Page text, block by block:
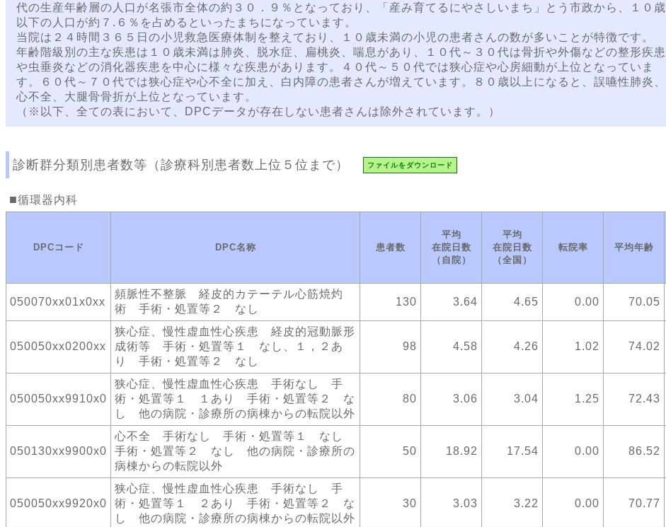
代の生産年齢層の人口が名張市全体の約３０．９％となっており、「産み育てるにやさしいまち」とう市政から、１０歳
以下の人口が約７.６％を占めるといったまちになっています。
当院は２４時間３６５日の小児救急医療体制を整えており、１０歳未満の小児の患者さんの数が多いことが特徴です。
年齢階級別の主な疾患は１０歳未満は肺炎、脱水症、扁桃炎、喘息があり、１０代～３０代は骨折や外傷などの整形疾患
や虫垂炎などの消化器疾患を中心に様々な疾患があります。４０代～５０代では狭心症や心房細動が上位となっていま
す。６０代～７０代では狭心症や心不全に加え、白内障の患者さんが増えています。８０歳以上になると、誤嚥性肺炎、
心不全、大腿骨骨折が上位となっています。
（※以下、全ての表において、DPCデータが存在しない患者さんは除外されています。）
診断群分類別患者数等（診療科別患者数上位５位まで） ファイルをダウンロード
循環器内科
DPCコード DPC名称 患者数
平均
在院日数
（自院）
平均
在院日数
（全国）
転院率 平均年齢
050070xx01x0xx
頻脈性不整脈 経皮的カテーテル心筋焼灼
術 手術・処置等２ なし
130 3.64 4.65 0.00 70.05
050050xx0200xx
狭心症、慢性虚血性心疾患 経皮的冠動脈形
成術等 手術・処置等１ なし、１，２あ
り 手術・処置等２ なし
98 4.58 4.26 1.02 74.02
050050xx9910x0
狭心症、慢性虚血性心疾患 手術なし 手
術・処置等１ １あり 手術・処置等２ な
し 他の病院・診療所の病棟からの転院以外
80 3.06 3.04 1.25 72.43
050130xx9900x0
心不全 手術なし 手術・処置等１ なし
手術・処置等２ なし 他の病院・診療所の
病棟からの転院以外
50 18.92 17.54 0.00 86.52
050050xx9920x0
狭心症、慢性虚血性心疾患 手術なし 手
術・処置等１ ２あり 手術・処置等２ な
し 他の病院・診療所の病棟からの転院以外
30 3.03 3.22 0.00 70.77